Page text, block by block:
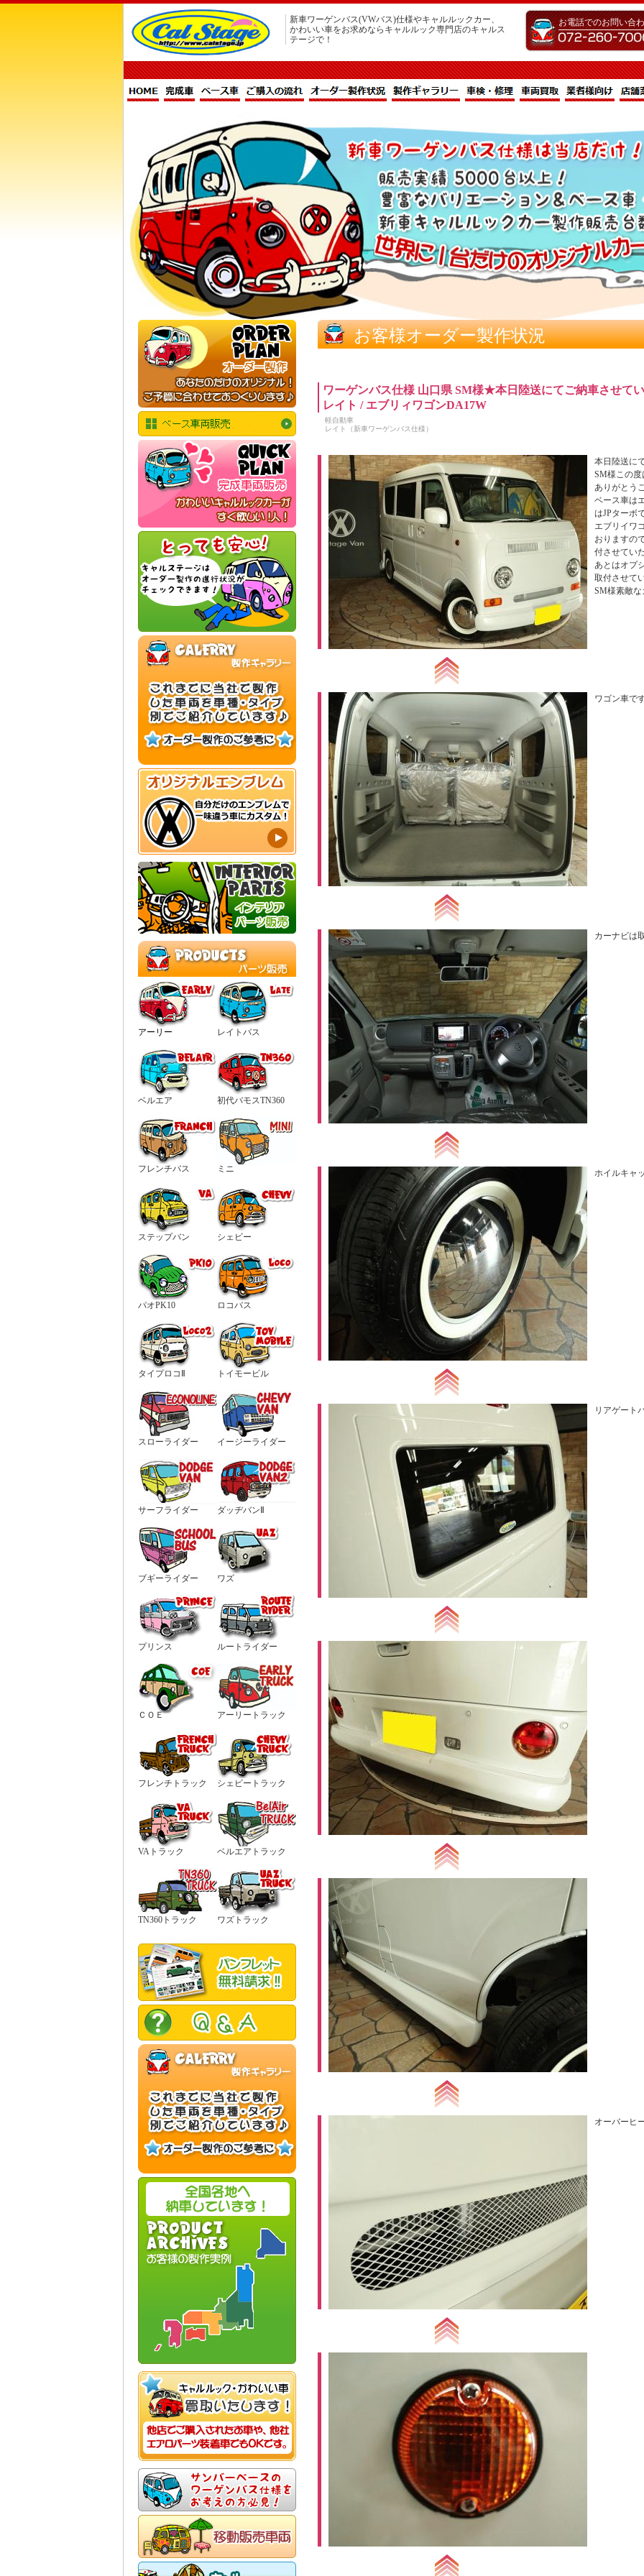
新車ワーゲンバス(VWバス)仕様やキャルルックカー、
かわいい車をお求めならキャルルック専門店のキャルス
テージで！
お電話でのお問い合
アーリー レイトバス
ベルエア 初代バモスTN360
フレンチバス ミニ
ステップバン シェビー
パオPK10 ロコバス
タイプロコⅡ トイモービル
スローライダー イージーライダー
サーフライダー ダッヂバンⅡ
ブギーライダー ワズ
プリンス ルートライダー
ＣＯＥ アーリートラック
フレンチトラック シェビートラック
VAトラック ベルエアトラック
TN360トラック ワズトラック
お客様オーダー製作状況
ワーゲンバス仕様 山口県 SM様★本日陸送にてご納車させて
レイト / エブリィワゴンDA17W
軽自動車
レイト（新車ワーゲンバス仕様）
本日陸送に
SM様この
ありがとう
ベース車は
はJPターボ
エブリイワ
おりますの
付させてい
あとはオプ
取付させて
SM様素敵
ワゴン車で
カーナビは
ホイルキャ
リアゲート
オーバーヒ